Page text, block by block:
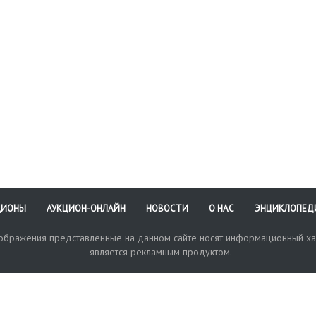
АУКЦИОН-ОНЛАЙН НОВОСТИ О НАС
представленные на данном сайте носят информационный
является рекламным продуктом.